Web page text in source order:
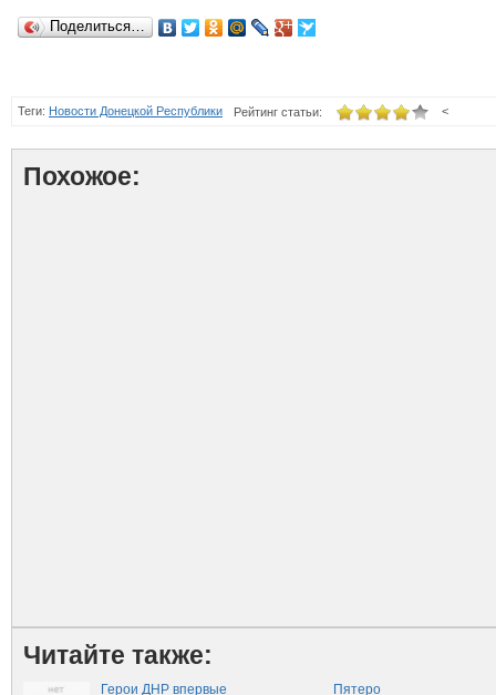
Поделиться…
Теги: Новости Донецкой Республики <
Рейтинг статьи:
Похожое:
Читайте также:
Герои ДНР впервые Пятеро